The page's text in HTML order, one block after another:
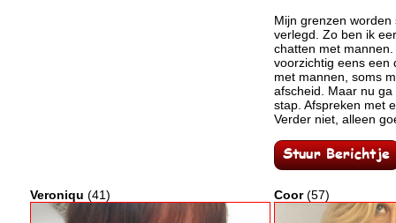
Mijn grenzen
verlegd. Zo ben ik
chatten met
voorzichtig eens een
met mannen, soms
afscheid. Maar nu
stap. Afspreken met
Verder niet, alleen
Veroniqu (41) Coor(57)